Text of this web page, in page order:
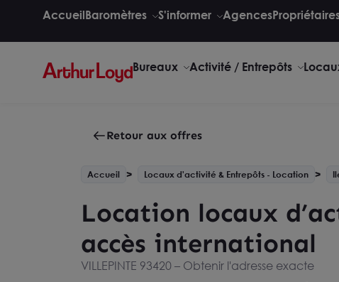
AccueilBaromètres S'informer Agences
Bureaux Activité / Entrepôts
Retour aux offres
Accueil Locaux d'activité & Entrepôts - Location
Location locaux
accès international
VILLEPINTE 93420 – Obtenir l'adresse exacte